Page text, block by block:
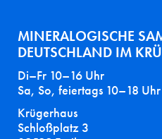
MINERALOGISCHE
DEUTSCHLAND IM
Di–Fr 10–16 Uhr
Sa, So, feiertags 10–18 Uhr
Krügerhaus
Schloßplatz 3